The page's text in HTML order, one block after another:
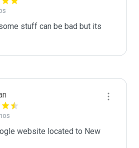
stuff can be bad but its
website located to New